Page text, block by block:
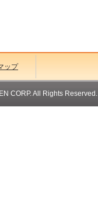
ップ
CORP. All Rights Reserved.